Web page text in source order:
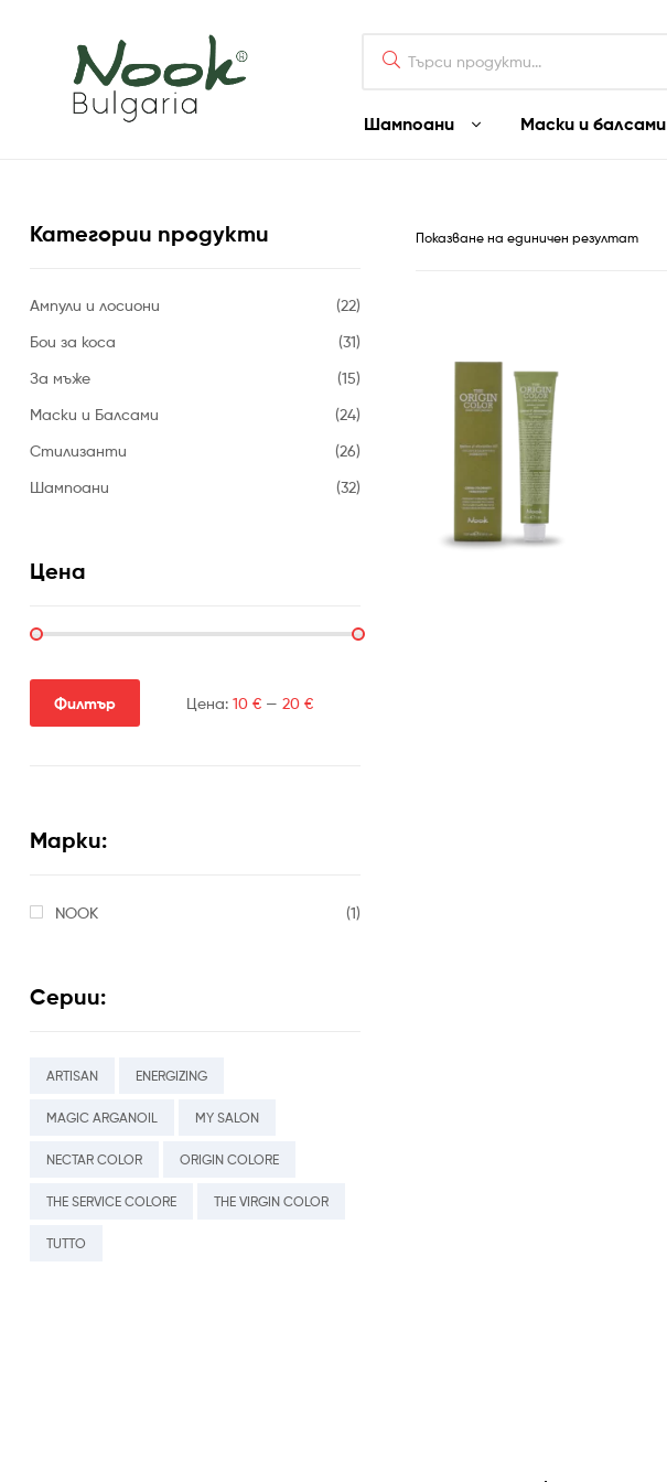
Официален
продукти
и
в
Шампоани Маски и балсами
Bulgaria
Показване на единичен резултат
Категории продукти
Ампули и лосиони
(22)
Бои за коса
(31)
За мъже
(15)
Маски и Балсами
(24)
Стилизанти
(26)
Шампоани
(32)
Цена
Филтър Цена:10 € —20 €
Марки:
NOOK (1)
Серии:
ARTISAN ENERGIZING
MAGIC ARGANOIL MY SALON
NECTAR COLOR ORIGIN COLORE
THE SERVICE COLORE THE VIRGIN COLOR
TUTTO